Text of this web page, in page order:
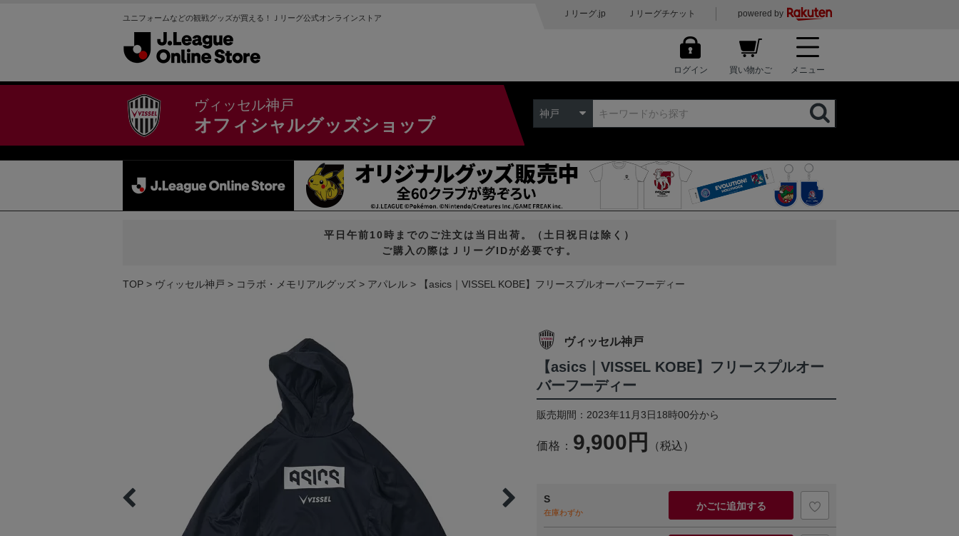
ユニフォームなどの観戦グッズが買える！Ｊリーグ公式オンラインストア Ｊリーグ.jp Ｊリーグチケット powered by
ログイン 買い物かご メニュー
ヴィッセル神戸
オフィシャルグッズショップ
神戸
平日午前10時までのご注文は当日出荷。（土日祝日は除く）
ご購入の際はＪリーグIDが必要です。
TOP ヴィッセル神戸 コラボ・メモリアルグッズ アパレル 【asics｜VISSEL KOBE】フリースプルオーバーフーディー
ヴィッセル神戸
【asics｜VISSEL KOBE】フリースプルオー
バーフーディー
販売期間：2023年11月3日18時00分から
価格： 9,900円 （税込）
S
在庫わずか
かごに追加する